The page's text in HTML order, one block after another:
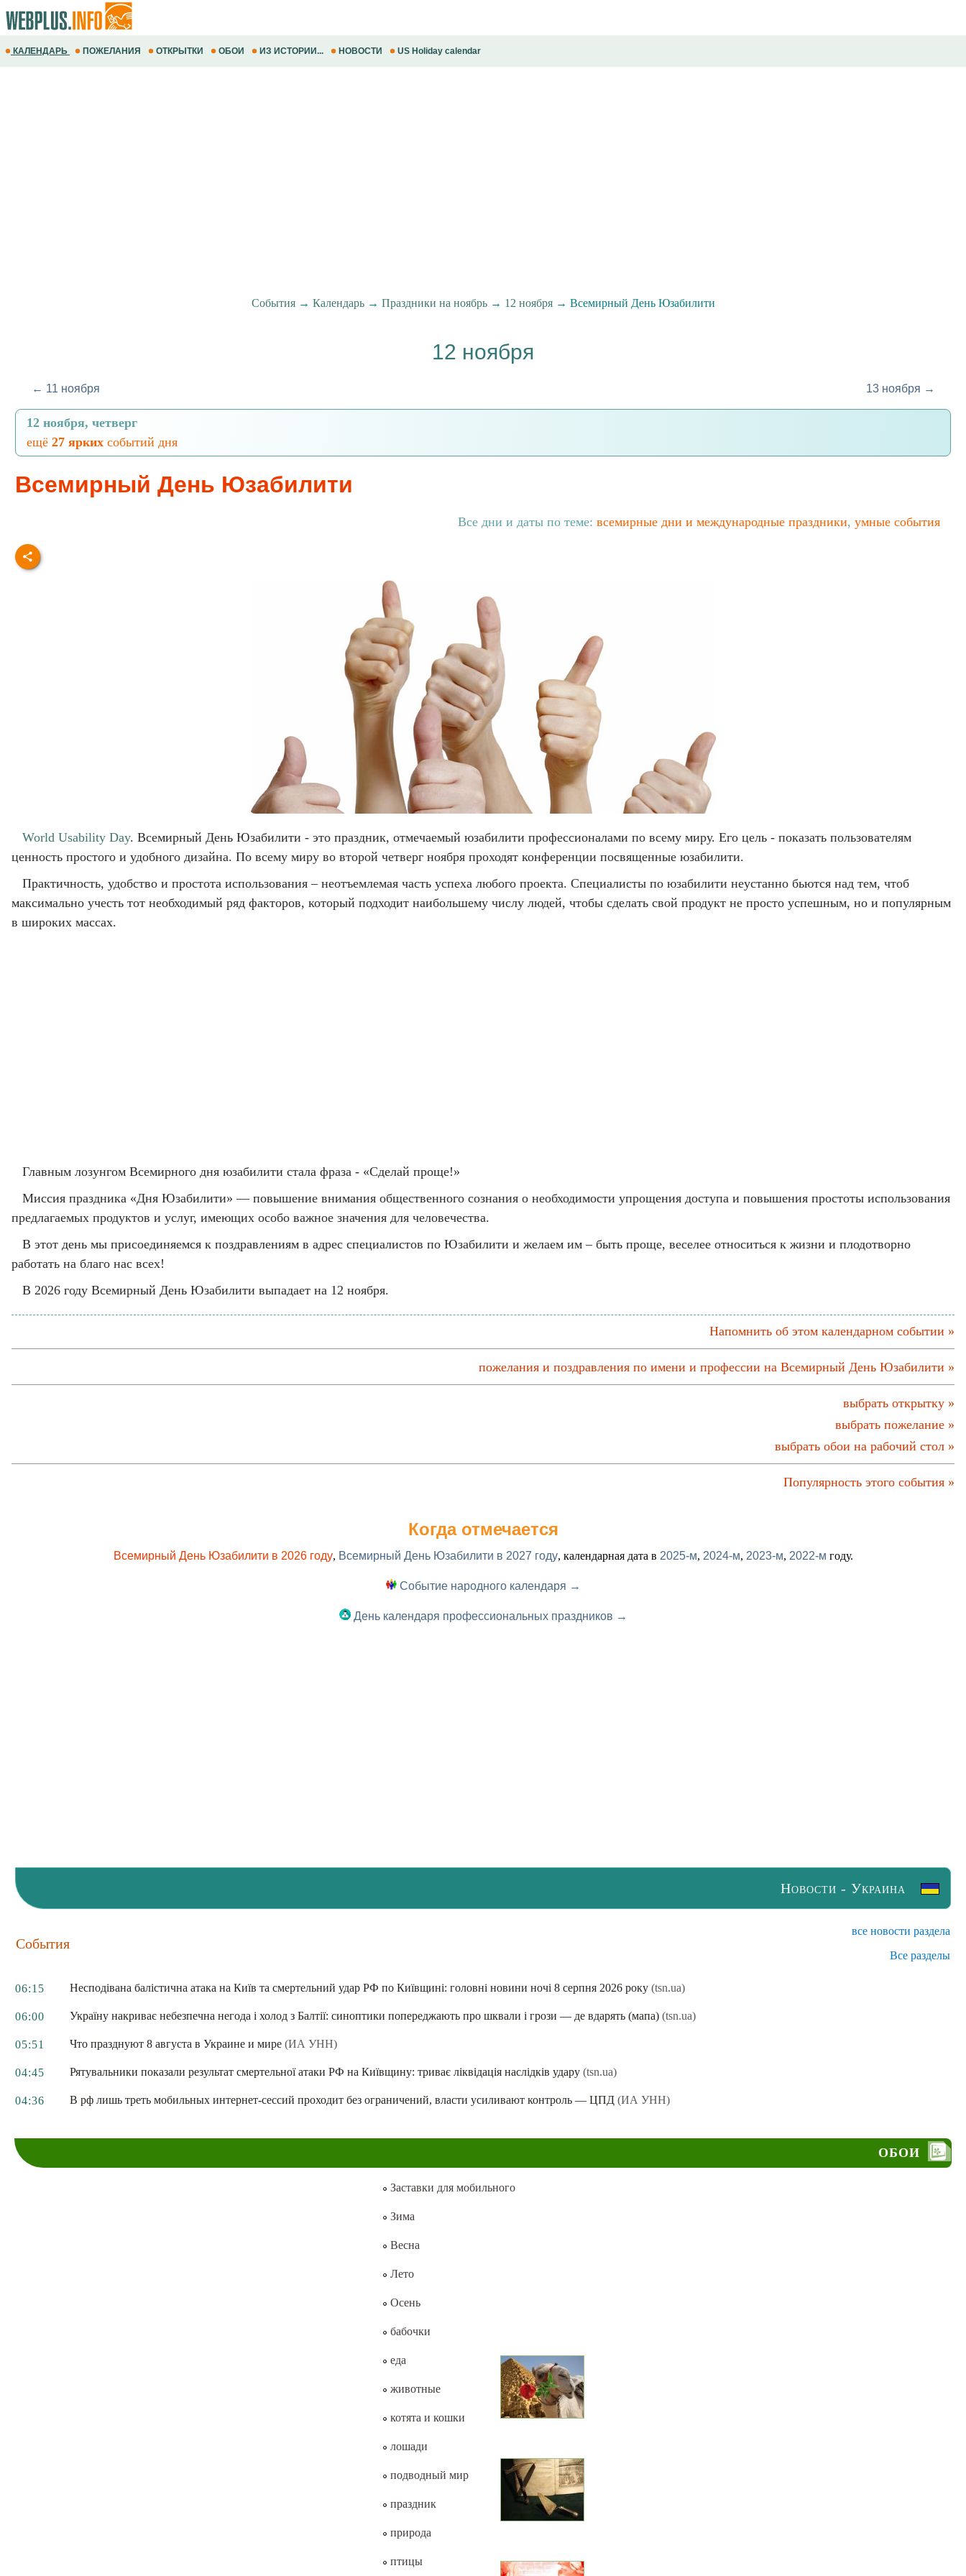
КАЛЕНДАРЬ ПОЖЕЛАНИЯ ОТКРЫТКИ ОБОИ ИЗ ИСТОРИИ... НОВОСТИ US Holiday calendar
События→ Календарь→ Праздники на ноябрь→ 12 ноября→ Всемирный День Юзабилити
12 ноября
← 11 ноября 13 ноября →
12 ноября, четверг
ещё 27 ярких событий дня
Всемирный День Юзабилити
Все дни и даты по теме: всемирные дни и международные праздники, умные события
World Usability Day. Всемирный День Юзабилити - это праздник, отмечаемый юзабилити профессионалами по всему миру. Его цель - показать пользователям
ценность простого и удобного дизайна. По всему миру во второй четверг ноября проходят конференции посвященные юзабилити.
Практичность, удобство и простота использования – неотъемлемая часть успеха любого проекта. Специалисты по юзабилити неустанно бьются над тем, чтоб
максимально учесть тот необходимый ряд факторов, который подходит наибольшему числу людей, чтобы сделать свой продукт не просто успешным, но и популярным
в широких массах.
Главным лозунгом Всемирного дня юзабилити стала фраза - «Сделай проще!»
Миссия праздника «Дня Юзабилити» — повышение внимания общественного сознания о необходимости упрощения доступа и повышения простоты использования
предлагаемых продуктов и услуг, имеющих особо важное значения для человечества.
В этот день мы присоединяемся к поздравлениям в адрес специалистов по Юзабилити и желаем им – быть проще, веселее относиться к жизни и плодотворно
работать на благо нас всех!
В 2026 году Всемирный День Юзабилити выпадает на 12 ноября.
Напомнить об этом календарном событии »
пожелания и поздравления по имени и профессии на Всемирный День Юзабилити »
выбрать открытку »
выбрать пожелание »
выбрать обои на рабочий стол »
Популярность этого события »
Когда отмечается
Всемирный День Юзабилити в 2026 году, Всемирный День Юзабилити в 2027 году, календарная дата в 2025-м, 2024-м, 2023-м, 2022-м году.
Событие народного календаря →
День календаря профессиональных праздников →
Новости - Украина
События
все новости раздела
Все разделы
06:15 Несподівана балістична атака на Київ та смертельний удар РФ по Київщині: головні новини ночі 8 серпня 2026 року (tsn.ua)
06:00 Україну накриває небезпечна негода і холод з Балтії: синоптики попереджають про шквали і грози — де вдарять (мапа) (tsn.ua)
05:51 Что празднуют 8 августа в Украине и мире (ИА УНН)
04:45 Рятувальники показали результат смертельної атаки РФ на Київщину: триває ліквідація наслідків удару (tsn.ua)
04:36 В рф лишь треть мобильных интернет-сессий проходит без ограничений, власти усиливают контроль — ЦПД (ИА УНН)
ОБОИ
Заставки для мобильного
Зима
Весна
Лето
Осень
бабочки
еда
животные
котята и кошки
лошади
подводный мир
праздник
природа
птицы